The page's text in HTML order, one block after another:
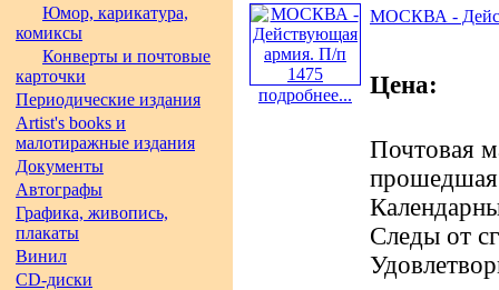
Юмор, карикатура,
комиксы
Конверты и почтовые
карточки
Периодические издания
Artist's books и
малотиражные издания
Документы
Автографы
Графика, живопись,
плакаты
Винил
CD-диски
подробнее...
МОСКВА -
Цена:
Почтовая
прошедшая
Следы от